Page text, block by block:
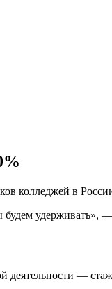
колледжей в
будем
деятельности —